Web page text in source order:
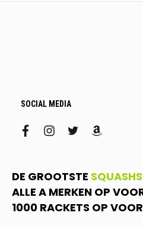
SOCIAL MEDIA
facebookinstagram
twitteramazon
DE GROOTSTE
ALLE A MERKEN OP
1000 RACKETS OP